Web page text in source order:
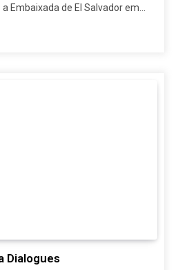
Embaixada de El Salvador em…
Dialogues